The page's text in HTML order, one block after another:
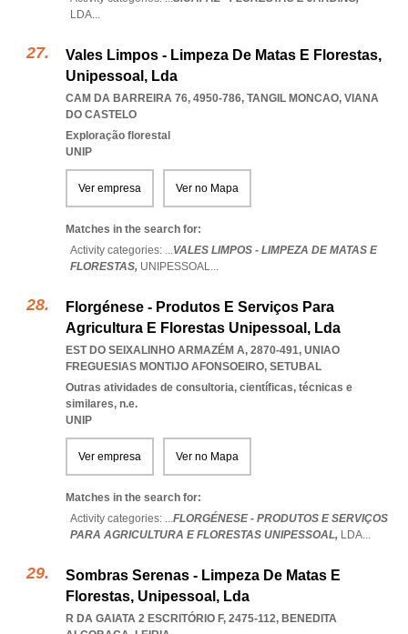
LDA...
Vales Limpos - Limpeza De Matas E Florestas,
Unipessoal, Lda
CAM DA BARREIRA 76, 4950-786, TANGIL MONCAO, VIANA
DO CASTELO
Exploração florestal
UNIP
Ver empresa Ver no Mapa
Matches in the search for:
Activity categories: ...VALES LIMPOS - LIMPEZA DE MATAS E
FLORESTAS, UNIPESSOAL...
Florgénese - Produtos E Serviços Para
Agricultura E Florestas Unipessoal, Lda
EST DO SEIXALINHO ARMAZÉM A, 2870-491, UNIAO
FREGUESIAS MONTIJO AFONSOEIRO, SETUBAL
Outras atividades de consultoria, científicas, técnicas e
similares, n.e.
UNIP
Ver empresa Ver no Mapa
Matches in the search for:
Activity categories: ...FLORGÉNESE - PRODUTOS E SERVIÇOS
PARA AGRICULTURA E FLORESTAS UNIPESSOAL, LDA...
Sombras Serenas - Limpeza De Matas E
Florestas, Unipessoal, Lda
R DA GAIATA 2 ESCRITÓRIO F, 2475-112, BENEDITA